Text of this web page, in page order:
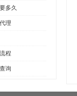
多久
理
程
询